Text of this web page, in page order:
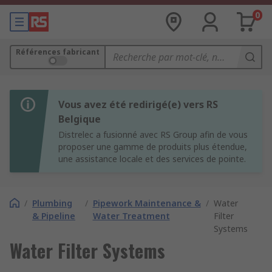
0
Références fabricant
Vous avez été redirigé(e) vers RS
Belgique
Distrelec a fusionné avec RS Group afin de vous
proposer une gamme de produits plus étendue,
une assistance locale et des services de pointe.
/ Plumbing
& Pipeline
/ Pipework Maintenance &
Water Treatment
/ Water
Filter
Systems
Water Filter Systems